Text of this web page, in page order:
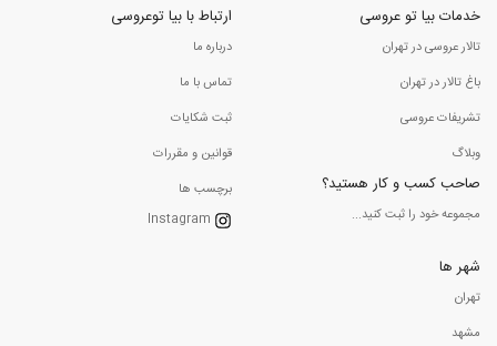
خدمات بیا تو عروسی
تالار عروسی در تهران
باغ تالار در تهران
تشریفات عروسی
وبلاگ
صاحب کسب و کار هستید؟
مجموعه خود را ثبت کنید...
ارتباط با بیا توعروسی
درباره ما
تماس با ما
ثبت شکایات
قوانین و مقررات
برچسب ها
Instagram
شهر ها
تهران
مشهد